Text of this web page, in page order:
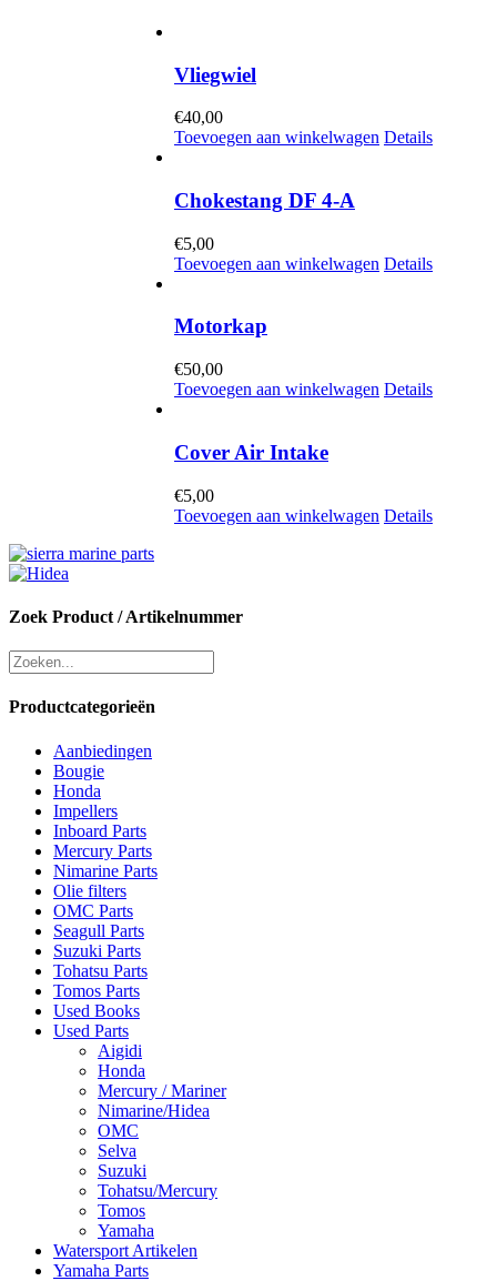
Vliegwiel
€40,00
Toevoegen aan winkelwagen Details
Chokestang DF 4-A
€5,00
Toevoegen aan winkelwagen Details
Motorkap
€50,00
Toevoegen aan winkelwagen Details
Cover Air Intake
€5,00
Toevoegen aan winkelwagen Details
Zoek Product / Artikelnummer
Productcategorieën
Aanbiedingen
Bougie
Honda
Impellers
Inboard Parts
Mercury Parts
Nimarine Parts
Olie filters
OMC Parts
Seagull Parts
Suzuki Parts
Tohatsu Parts
Tomos Parts
Used Books
Used Parts
Aigidi
Honda
Mercury / Mariner
Nimarine/Hidea
OMC
Selva
Suzuki
Tohatsu/Mercury
Tomos
Yamaha
Watersport Artikelen
Yamaha Parts